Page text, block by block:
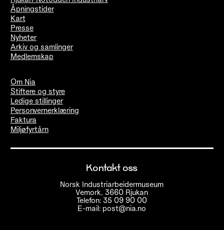
Åpningstider
Kart
Presse
Nyheter
Arkiv og samlinger
Medlemskap
Om Nia
Stiftere og styre
Ledige stillinger
Personvernerklæring
Faktura
Miljøfyrtårn
Kontakt oss
Norsk Industriarbeidermuseum
Vemork, 3660 Rjukan
Telefon: 35 09 90 00
E-mail: post@nia.no